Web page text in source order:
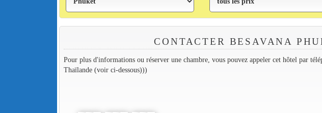
CONTACTER BESAVANA
Pour plus d'informations ou réserver une chambre, vous pouvez appeler cet hôtel par
Thaïlande (voir ci-dessous)))